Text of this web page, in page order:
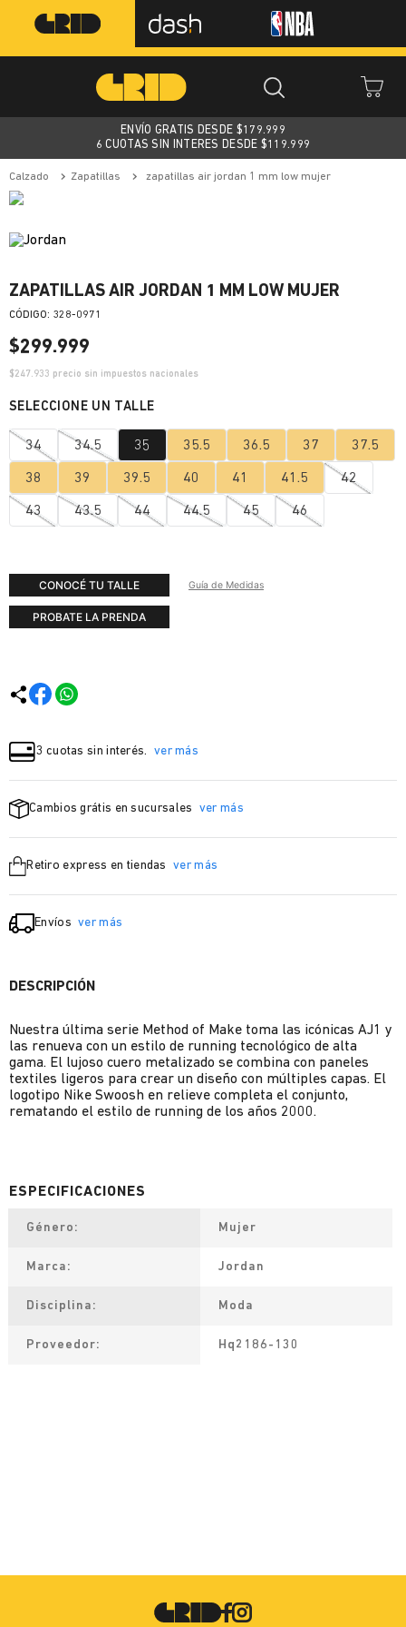
ENVÍO GRATIS DESDE $179.999
6 CUOTAS SIN INTERES DESDE $119.999
calzado zapatillas zapatillas air jordan 1 mm low mujer
ZAPATILLAS AIR JORDAN 1 MM LOW MUJER
: 328-0971
$299.999
$247.933 precio sin impuestos nacionales
34 34.5 35 35.5 36.5 37 37.5
38 39 39.5 40 41 41.5 42
43 43.5 44 44.5 45 46
CONOCÉ TU TALLE Guía de Medidas
PROBATE LA PRENDA
3 cuotas sin interés. ver más
Cambios grátis en sucursales ver más
Retiro express en tiendas ver más
Envíos ver más
DESCRIPCIÓN
Nuestra última serie Method of Make toma las icónicas AJ1 y
las renueva con un estilo de running tecnológico de alta
gama. El lujoso cuero metalizado se combina con paneles
textiles ligeros para crear un diseño con múltiples capas. El
logotipo Nike Swoosh en relieve completa el conjunto,
rematando el estilo de running de los años 2000.
Género Mujer
Marca Jordan
Disciplina Moda
Proveedor Hq2186-130